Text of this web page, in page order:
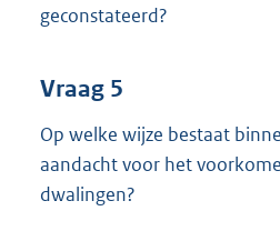
geconstateerd?
Vraag 5
Op welke wijze bestaat
aandacht voor het
dwalingen?